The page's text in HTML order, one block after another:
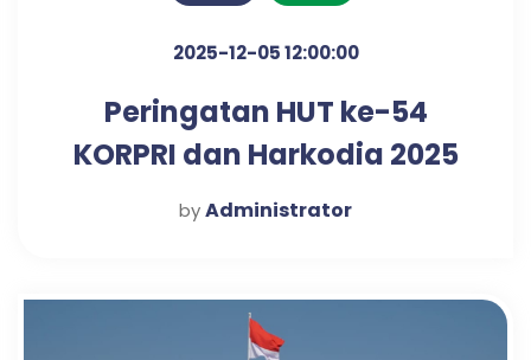
2025-12-05 12:00:00
Peringatan HUT ke-54
KORPRI dan Harkodia 2025
Kabupaten Pasuruan
byAdministrator